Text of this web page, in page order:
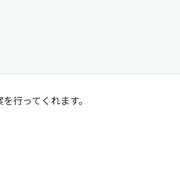
行ってくれます。